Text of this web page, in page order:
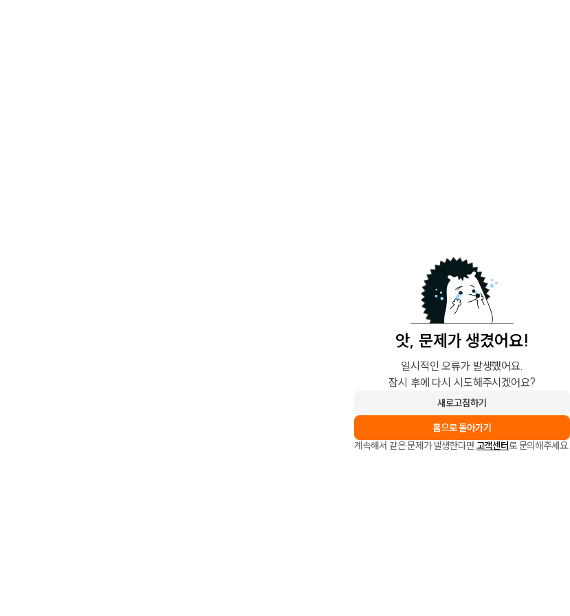
앗, 문제가 생겼어요!
일시적인 오류가 발생했어요.
잠시 후에 다시 시도해주시겠어요?
새로고침하기
홈으로 돌아가기
계속해서 같은 문제가 발생한다면 고객센터로 문의해주세요.